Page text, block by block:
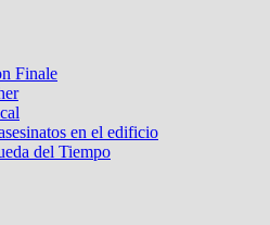
Finale
en el edificio
del Tiempo